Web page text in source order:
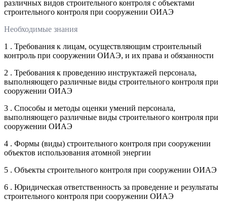
различных видов строительного контроля с объектами
строительного контроля при сооружении ОИАЭ
Необходимые знания
1 . Требования к лицам, осуществляющим строительный
контроль при сооружении ОИАЭ, и их права и обязанности
2 . Требования к проведению инструктажей персонала,
выполняющего различные виды строительного контроля при
сооружении ОИАЭ
3 . Способы и методы оценки умений персонала,
выполняющего различные виды строительного контроля при
сооружении ОИАЭ
4 . Формы (виды) строительного контроля при сооружении
объектов использования атомной энергии
5 . Объекты строительного контроля при сооружении ОИАЭ
6 . Юридическая ответственность за проведение и результаты
строительного контроля при сооружении ОИАЭ